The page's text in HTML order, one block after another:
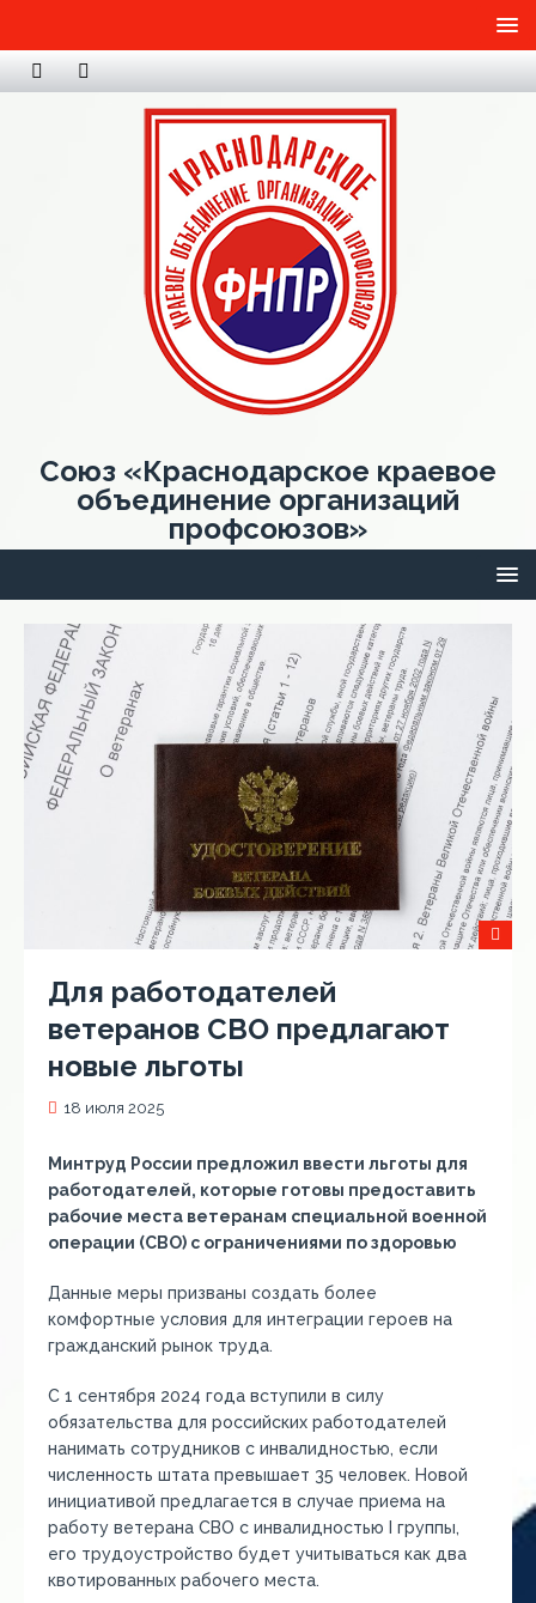
Союз «Краснодарское краевое
объединение организаций
профсоюзов»
Для работодателей
ветеранов СВО предлагают
новые льготы
18 июля 2025
Минтруд России предложил ввести льготы для
работодателей, которые готовы предоставить
рабочие места ветеранам специальной военной
операции (СВО) с ограничениями по здоровью
Данные меры призваны создать более
комфортные условия для интеграции героев на
гражданский рынок труда.
С 1 сентября 2024 года вступили в силу
обязательства для российских работодателей
нанимать сотрудников с инвалидностью, если
численность штата превышает 35 человек. Новой
инициативой предлагается в случае приема на
работу ветерана СВО с инвалидностью I группы,
его трудоустройство будет учитываться как два
квотированных рабочего места.